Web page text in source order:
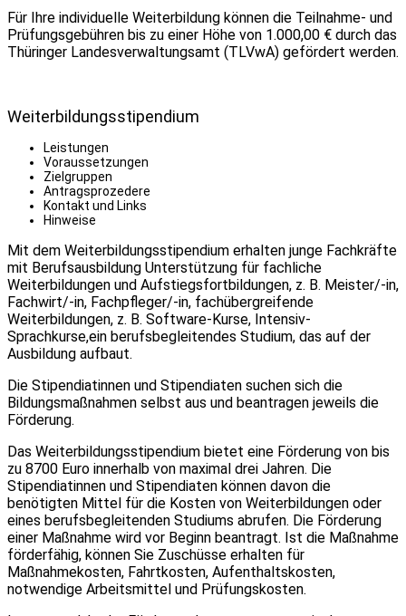
Für Ihre individuelle Weiterbildung können die Teilnahme- und
Prüfungsgebühren bis zu einer Höhe von 1.000,00 € durch das
Thüringer Landesverwaltungsamt (TLVwA) gefördert werden.
Weiterbildungsstipendium
Leistungen
Voraussetzungen
Zielgruppen
Antragsprozedere
Kontakt und Links
Hinweise
Mit dem Weiterbildungsstipendium erhalten junge Fachkräfte
mit Berufsausbildung Unterstützung für fachliche
Weiterbildungen und Aufstiegsfortbildungen, z. B. Meister/-in,
Fachwirt/-in, Fachpfleger/-in, fachübergreifende
Weiterbildungen, z. B. Software-Kurse, Intensiv-
Sprachkurse,ein berufsbegleitendes Studium, das auf der
Ausbildung aufbaut.
Die Stipendiatinnen und Stipendiaten suchen sich die
Bildungsmaßnahmen selbst aus und beantragen jeweils die
Förderung.
Das Weiterbildungsstipendium bietet eine Förderung von bis
zu 8700 Euro innerhalb von maximal drei Jahren. Die
Stipendiatinnen und Stipendiaten können davon die
benötigten Mittel für die Kosten von Weiterbildungen oder
eines berufsbegleitenden Studiums abrufen. Die Förderung
einer Maßnahme wird vor Beginn beantragt. Ist die Maßnahme
förderfähig, können Sie Zuschüsse erhalten für
Maßnahmekosten, Fahrtkosten, Aufenthaltskosten,
notwendige Arbeitsmittel und Prüfungskosten.